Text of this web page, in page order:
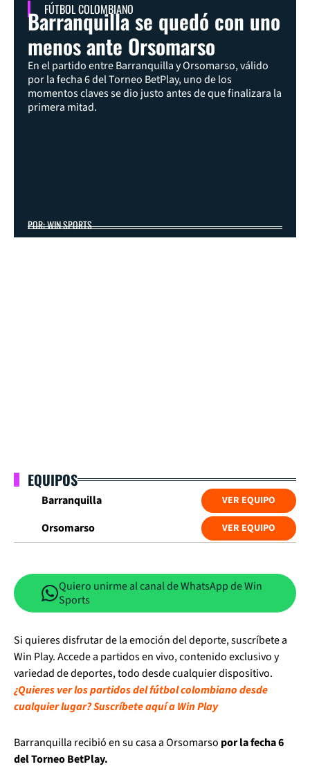
FÚTBOL COLOMBIANO
Barranquilla se quedó con uno
menos ante Orsomarso
En el partido entre Barranquilla y Orsomarso, válido
por la fecha 6 del Torneo BetPlay, uno de los
momentos claves se dio justo antes de que finalizara la
primera mitad.
POR: WIN SPORTS
EQUIPOS
Barranquilla VER EQUIPO
Orsomarso VER EQUIPO
Quiero unirme al canal de WhatsApp de Win
Sports
Si quieres disfrutar de la emoción del deporte, suscríbete a
Win Play. Accede a partidos en vivo, contenido exclusivo y
variedad de deportes, todo desde cualquier dispositivo.
¿Quieres ver los partidos del fútbol colombiano desde
cualquier lugar? Suscríbete aquí a Win Play
Barranquilla recibió en su casa a Orsomarso por la fecha 6
del Torneo BetPlay.